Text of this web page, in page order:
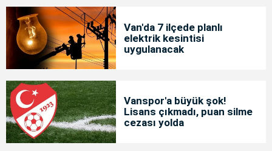
Van'da 7 ilçede planlı
elektrik kesintisi
uygulanacak
Vanspor'a büyük şok!
Lisans çıkmadı, puan silme
cezası yolda